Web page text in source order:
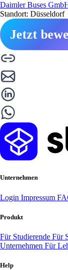
Daimler Buses
Standort: Düsseldorf
Jetzt
Unternehmen
Login Impressum
Produkt
Für Studierende Für
Unternehmen Für
Help